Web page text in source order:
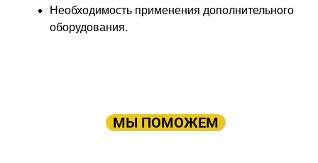
Необходимость применения дополнительного
оборудования.
МЫ ПОМОЖЕМ